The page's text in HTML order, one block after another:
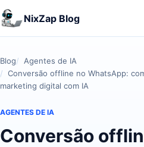
NixZap Blog
Blog
Agentes de IA
Conversão offline no WhatsApp:
marketing digital com IA
AGENTES DE IA
Conversão